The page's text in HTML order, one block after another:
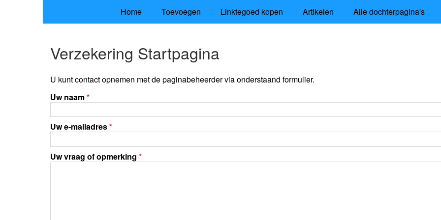
Home Toevoegen Linktegoed kopen Artikelen Alle dochterpagina's
Verzekering Startpagina
U kunt contact opnemen met de paginabeheerder via onderstaand formulier.
Uw naam*
Uw e-mailadres*
Uw vraag of opmerking *